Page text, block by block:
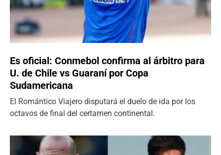
Es oficial: Conmebol confirma al árbitro para
U. de Chile vs Guaraní por Copa
Sudamericana
El Romántico Viajero disputará el duelo de ida por los
octavos de final del certamen continental.